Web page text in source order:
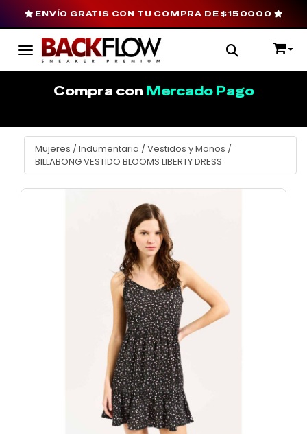
Toggle navigation
ENVÍO GRATIS CON TU COMPRA DE $150000
Compra con Mercado Pago
Mujeres / Indumentaria / Vestidos y Monos /
BILLABONG VESTIDO BLOOMS LIBERTY DRESS